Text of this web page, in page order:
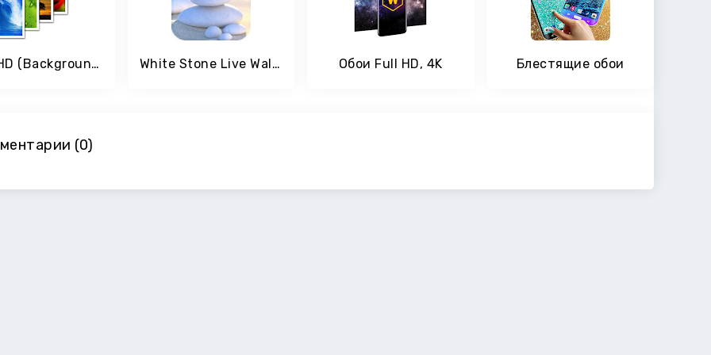
Обои HD (Backgrounds HD) White Stone Live Wallpaper Обои Full HD, 4K Блестящие обои
(0)